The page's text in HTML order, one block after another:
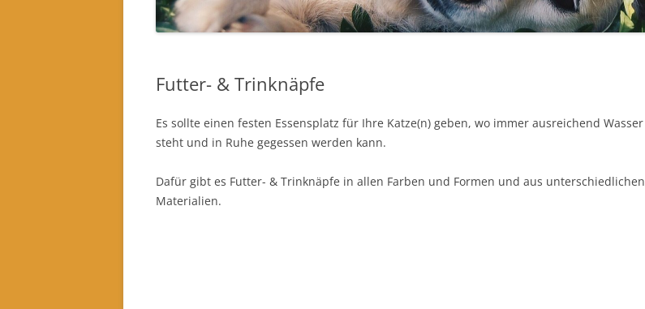
Futter- & Trinknäpfe
Es sollte einen festen Essensplatz für Ihre Katze(n) geben, wo immer ausreichend Wasser
steht und in Ruhe gegessen werden kann.
Dafür gibt es Futter- & Trinknäpfe in allen Farben und Formen und aus unterschiedlichen
Materialien.